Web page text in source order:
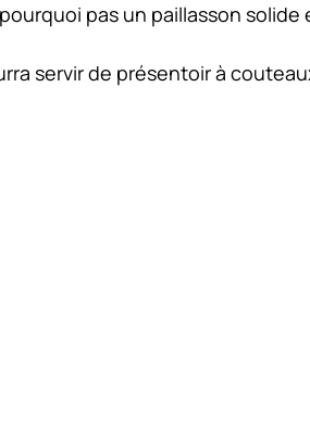
pas un paillasson solide
servir de présentoir à